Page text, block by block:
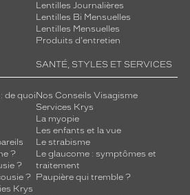
Lentilles Journalières
Lentilles Bi Mensuelles
Lentilles Mensuelles
Produits d'entretien
de quoi
?
?
?
Krys
SANTÉ, STYLES ET SERVICES
Nos Conseils Visagisme
Services Krys
La myopie
Les enfants et la vue
Le strabisme
Le glaucome : symptômes et
traitement
Paupière qui tremble ?